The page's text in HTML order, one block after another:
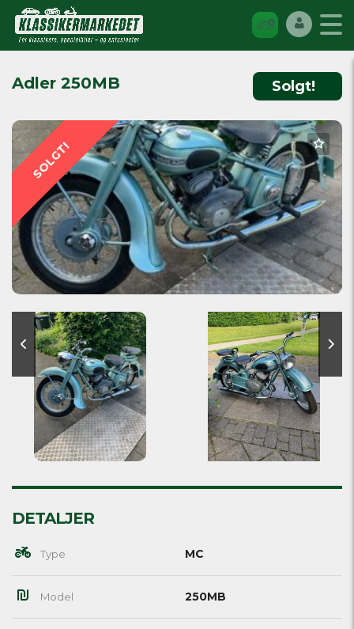
Solgt!
Adler 250MB
SOLGT!
DETALJER
Type MC
Model 250MB